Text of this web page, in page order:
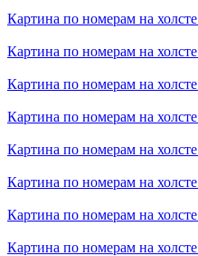
Картина по номерам на холсте
Картина по номерам на холсте
Картина по номерам на холсте
Картина по номерам на холсте
Картина по номерам на холсте
Картина по номерам на холсте
Картина по номерам на холсте
Картина по номерам на холсте